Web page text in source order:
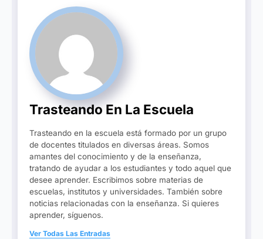
Trasteando En La Escuela
Trasteando en la escuela está formado por un grupo
de docentes titulados en diversas áreas. Somos
amantes del conocimiento y de la enseñanza,
tratando de ayudar a los estudiantes y todo aquel que
desee aprender. Escribimos sobre materias de
escuelas, institutos y universidades. También sobre
noticias relacionadas con la enseñanza. Si quieres
aprender, síguenos.
Ver Todas Las Entradas